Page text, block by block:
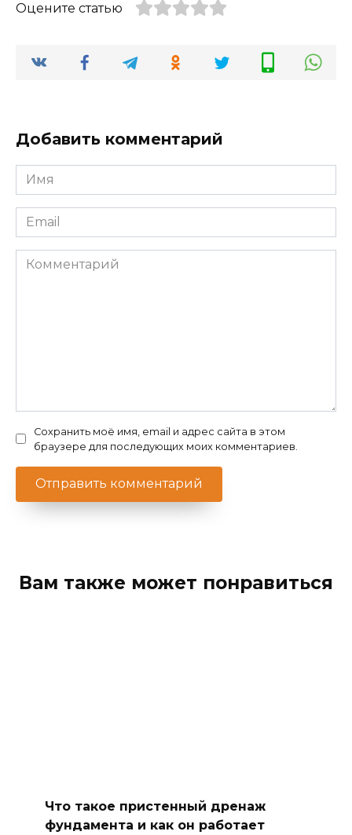
Оцените статью
Добавить комментарий
Имя
*
Email
*
Комментарий
Сохранить моё имя, email и адрес сайта в этом
браузере для последующих моих комментариев.
Вам также может понравиться
Эффективные способы
предотвращения трещин в